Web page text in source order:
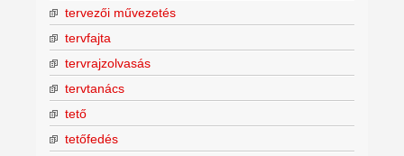
tervezői művezetés
tervfajta
tervrajzolvasás
tervtanács
tető
tetőfedés